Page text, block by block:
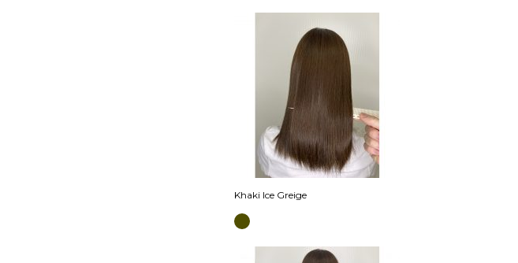
Khaki Ice Greige